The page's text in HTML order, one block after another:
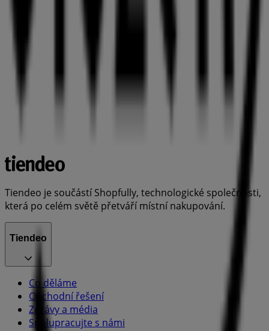
Tiendeo je součástí Shopfully, technologické společnosti,
která po celém světě přetváří místní nakupování.
Tiendeo
Co děláme
Obchodní řešení
Zprávy a média
Spolupracujte s námi